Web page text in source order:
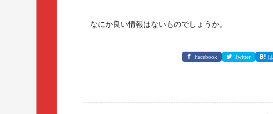
なにか良い情報はないものでしょうか。
Facebook Twitter